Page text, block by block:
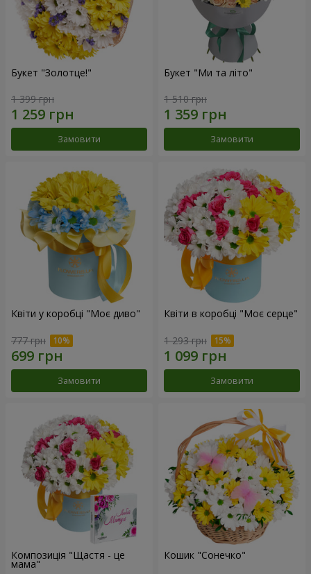
Букет "Золотце!"
1 399 грн
Замовити
Букет "Ми та літо"
1 510 грн
Замовити
Квіти у коробці "Моє диво"
777 грн
Замовити
Квіти в коробці "Моє серце"
1 293 грн
Замовити
Композиція "Щастя - це
мама"
Кошик "Сонечко"